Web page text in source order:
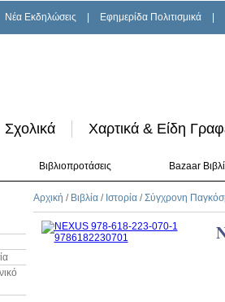
Νέα Εκδηλώσεις Εφημερίδα Πολιτισμικά
Σχολικά Χαρτικά & Είδη
Βιβλιοπροτάσεις Bazaar
Αρχική / Βιβλία / Ιστορία /Σύγχρονη